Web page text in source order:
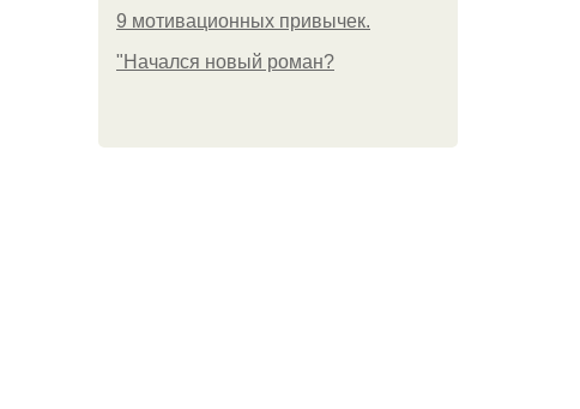
9 мотивационных привычек.
"Начался новый роман?